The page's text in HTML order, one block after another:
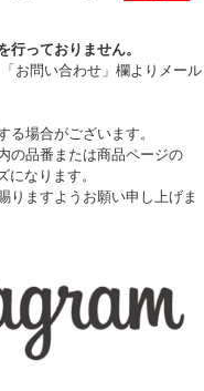
っておりません。
お問い合わせ」欄よりメール
場合がございます。
の品番または商品ページの
なります。
りますようお願い申し上げま